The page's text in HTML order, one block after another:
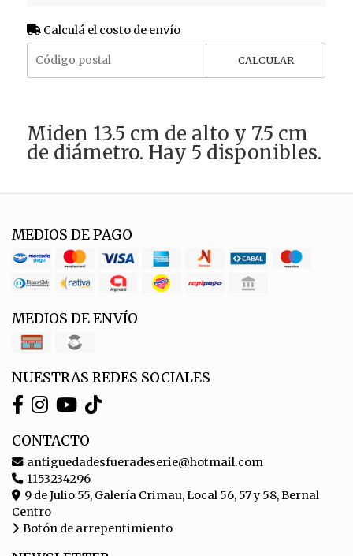
Calculá el costo de envío
CALCULAR
Miden 13.5 cm de alto y 7.5 cm
de diámetro. Hay 5 disponibles.
MEDIOS DE PAGO
MEDIOS DE ENVÍO
NUESTRAS REDES SOCIALES
CONTACTO
antiguedadesfueradeserie@hotmail.com
1153234296
9 de Julio 55, Galería Crimau, Local 56, 57 y 58, Bernal
Centro
Botón de arrepentimiento